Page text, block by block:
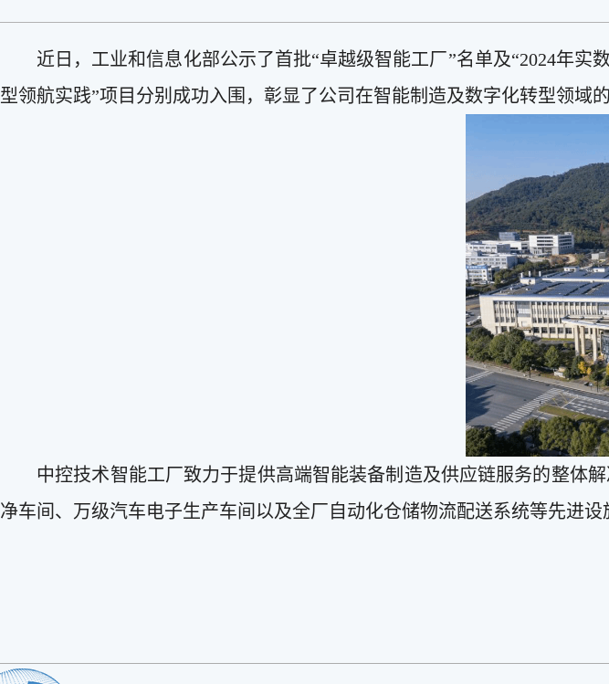
近日，工业和信息化部公示了首批“卓越级智能工厂”名单及“2024年
型领航实践”项目分别成功入围，彰显了公司在智能制造及数字化转型领域
中控技术智能工厂致力于提供高端智能装备制造及供应链服务的整体
净车间、万级汽车电子生产车间以及全厂自动化仓储物流配送系统等先进